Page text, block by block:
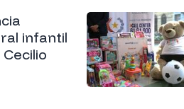
infantil